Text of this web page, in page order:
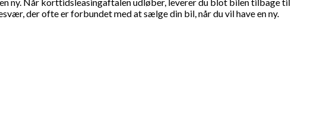
der ofte er forbundet med at sælge din bil, når du vil have en ny.